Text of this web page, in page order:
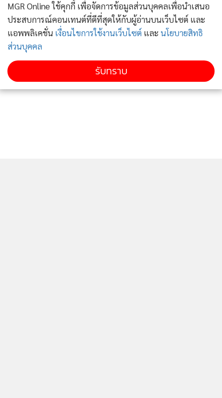
MGR Online ใช้คุกกี้ เพื่อจัดการข้อมูลส่วนบุคคลเพื่อนำเสนอ
ประสบการณ์คอนเทนต์ที่ดีที่สุดให้กับผู้อ่านบนเว็บไซต์ และ
แอพพลิเคชั่น เงื่อนไขการใช้งานเว็บไซต์ และ นโยบายสิทธิ
ส่วนบุคคล
รับทราบ